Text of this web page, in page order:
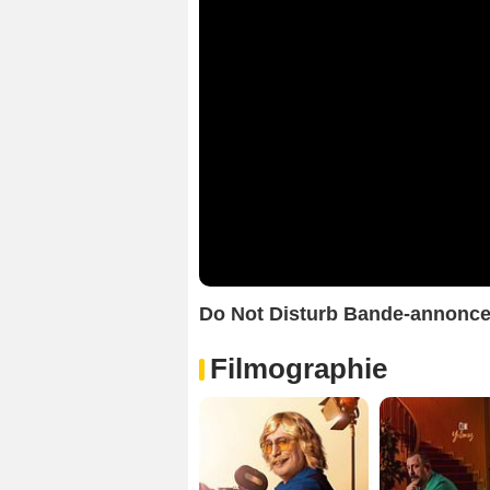
Do Not Disturb Bande-
Filmographie